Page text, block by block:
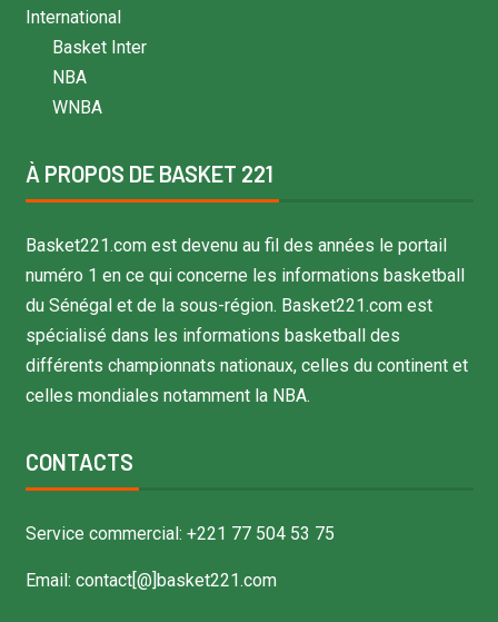
International
Basket Inter
NBA
WNBA
À PROPOS DE BASKET 221
Basket221.com est devenu au fil des années le portail
numéro 1 en ce qui concerne les informations basketball
du Sénégal et de la sous-région. Basket221.com est
spécialisé dans les informations basketball des
différents championnats nationaux, celles du continent et
celles mondiales notamment la NBA.
CONTACTS
Service commercial: +221 77 504 53 75
Email: contact[@]basket221.com